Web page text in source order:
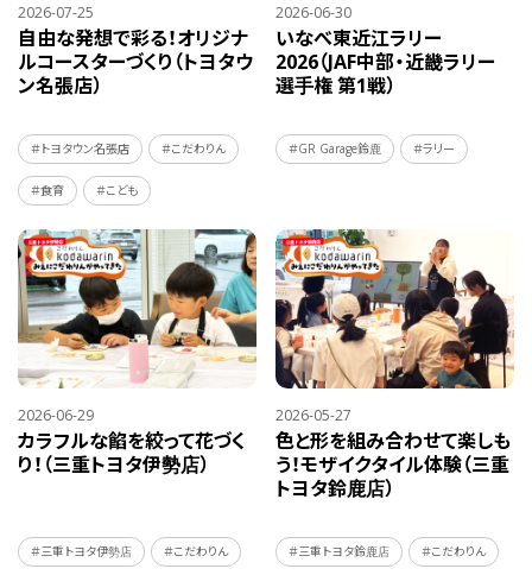
2026-07-25
自由な発想で彩る！オリジナ
ルコースターづくり（トヨタウ
ン名張店）
＃トヨタウン名張店 ＃こだわりん
＃食育 ＃こども
2026-06-30
いなべ東近江ラリー
2026（JAF中部・近畿ラリー
選手権 第1戦）
＃GR Garage鈴鹿 ＃ラリー
2026-06-29
カラフルな餡を絞って花づく
り！（三重トヨタ伊勢店）
＃三重トヨタ伊勢店 ＃こだわりん
2026-05-27
色と形を組み合わせて楽しも
う！モザイクタイル体験（三重
トヨタ鈴鹿店）
＃三重トヨタ鈴鹿店 ＃こだわりん